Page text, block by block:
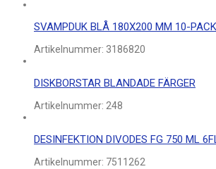
SVAMPDUK BLÅ 180X200 MM 10-PACK
Artikelnummer: 3186820
DISKBORSTAR BLANDADE FÄRGER
Artikelnummer: 248
DESINFEKTION DIVODES FG 750 ML
Artikelnummer: 7511262